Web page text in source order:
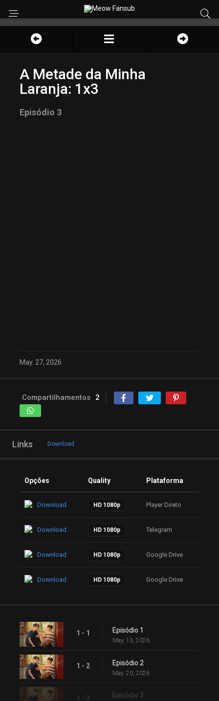
A Metade da Minha
Laranja: 1x3
Episódio 3
May. 27, 2026
Compartilhamentos 2
Links Download
Opções Quality Plataforma
Download HD 1080p Player Direto
Download HD 1080p Telegram
Download HD 1080p Google Drive
Download HD 1080p Google Drive
1 - 1 Episódio 1
May. 13, 2026
1 - 2 Episódio 2
May. 20, 2026
1 - 3 Episódio 3